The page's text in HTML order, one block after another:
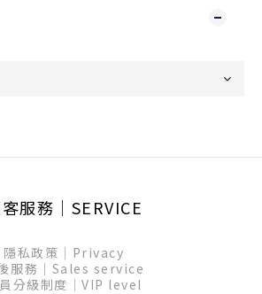
服務│SERVICE
隱私政策│Privacy
服務│Sales service
分級制度│VIP level